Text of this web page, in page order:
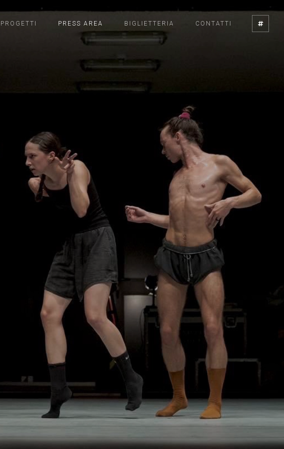
PROGETTI PRESS AREA BIGLIETTERIA CONTATTI